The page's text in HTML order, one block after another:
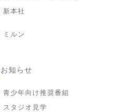
新本社
ミルン
知らせ
青少年向け推奨番組
スタジオ見学